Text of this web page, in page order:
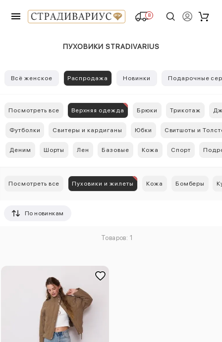
8
ПУХОВИКИ STRADIVARIUS
Всё женское Распродажа Новинки Подарочные
Посмотреть все Верхняя одежда Брюки Трикотаж
Футболки Свитеры и кардиганы Юбки Свитшоты и
Деним Шорты Лен Базовые Кожа Спорт
Посмотреть все Пуховики и жилеты Кожа Бомберы
По новинкам
Товаров: 1